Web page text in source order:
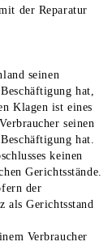
der Reparatur
seinen
hat,
Klagen ist eines
seinen
hat.
keinen
Gerichtsstände.
der
als Gerichtsstand
Verbraucher